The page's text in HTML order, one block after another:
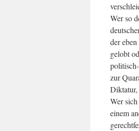
Wer so
der
gelobt
zur
Diktatur,
Wer
einem